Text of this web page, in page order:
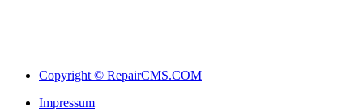
Copyright © RepairCMS.COM
Impressum